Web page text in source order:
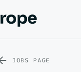
JOBS PAGE